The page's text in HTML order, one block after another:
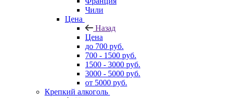
Чили
Цена
Назад
Цена
до 700 руб.
700 - 1500 руб.
1500 - 3000 руб.
3000 - 5000 руб.
от 5000 руб.
Крепкий алкоголь